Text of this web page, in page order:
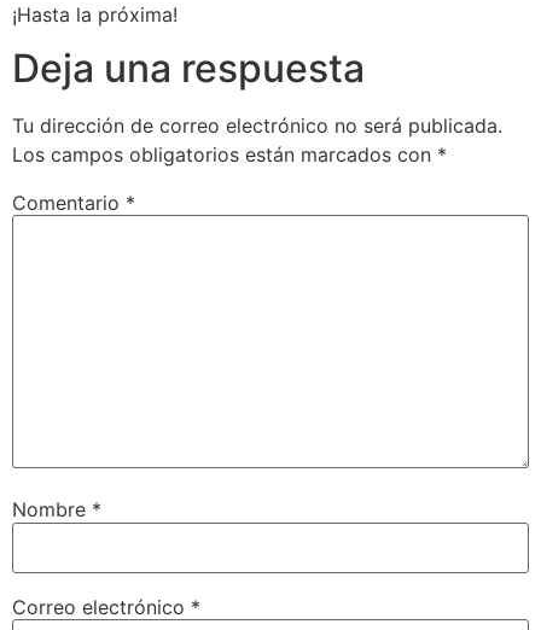
¡Hasta la próxima!
Deja una respuesta
Tu dirección de correo electrónico no será publicada.
Los campos obligatorios están marcados con *
Comentario *
Nombre *
Correo electrónico *